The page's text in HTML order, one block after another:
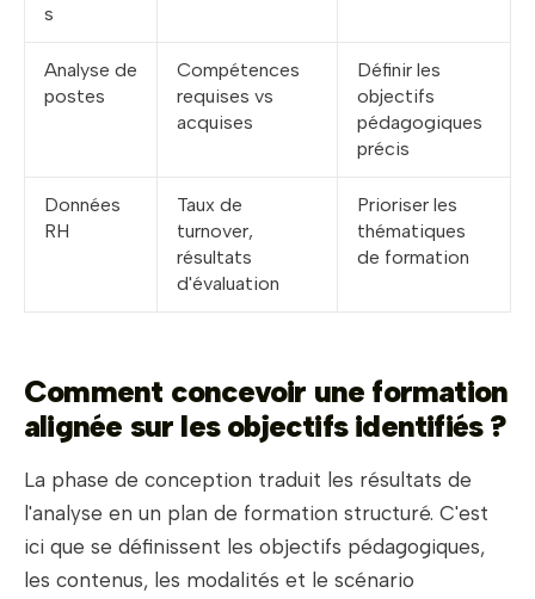
s
Analyse de
postes
Compétences
requises vs
acquises
Définir les
objectifs
pédagogiques
précis
Données
RH
Taux de
turnover,
résultats
d'évaluation
Prioriser les
thématiques
de formation
Comment concevoir une formation
alignée sur les objectifs identifiés ?
La phase de conception traduit les résultats de
l'analyse en un plan de formation structuré. C'est
ici que se définissent les objectifs pédagogiques,
les contenus, les modalités et le scénario